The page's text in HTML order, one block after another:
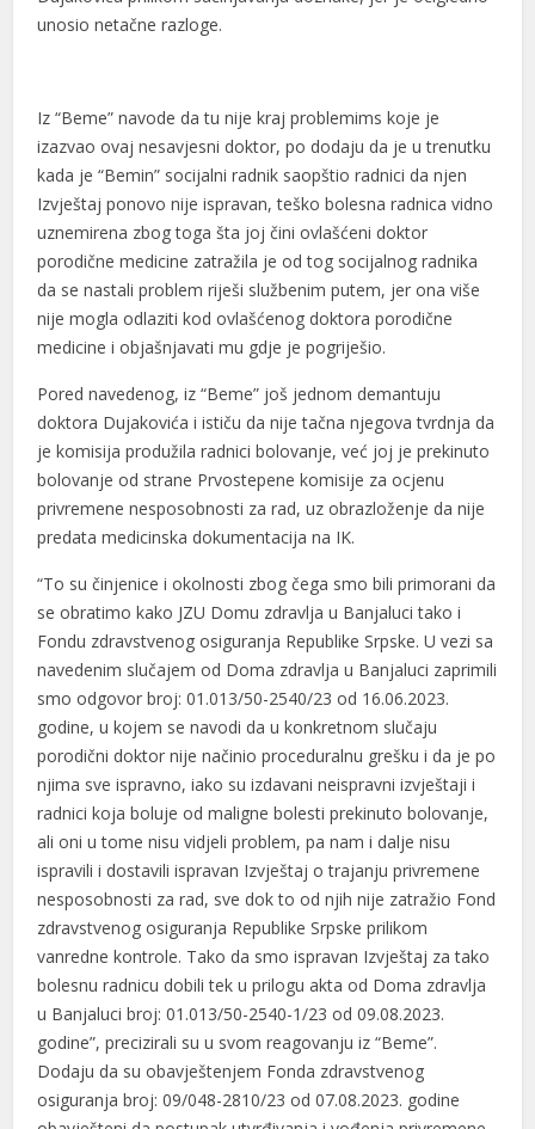
panel
panel
panel
panel
panel
panel
panel
panel
panel
panel
panel
panel
satın al
Panel
Panel
Panel
Panel
Panel
Panel
unosio netačne razloge.
Iz “Beme” navode da tu nije kraj problemims koje je
izazvao ovaj nesavjesni doktor, po dodaju da je u trenutku
kada je “Bemin” socijalni radnik saopštio radnici da njen
Izvještaj ponovo nije ispravan, teško bolesna radnica vidno
uznemirena zbog toga šta joj čini ovlašćeni doktor
porodične medicine zatražila je od tog socijalnog radnika
da se nastali problem riješi službenim putem, jer ona više
nije mogla odlaziti kod ovlašćenog doktora porodične
medicine i objašnjavati mu gdje je pogriješio.
Pored navedenog, iz “Beme” još jednom demantuju
doktora Dujakovića i ističu da nije tačna njegova tvrdnja da
je komisija produžila radnici bolovanje, već joj je prekinuto
bolovanje od strane Prvostepene komisije za ocjenu
privremene nesposobnosti za rad, uz obrazloženje da nije
predata medicinska dokumentacija na IK.
“To su činjenice i okolnosti zbog čega smo bili primorani da
se obratimo kako JZU Domu zdravlja u Banjaluci tako i
Fondu zdravstvenog osiguranja Republike Srpske. U vezi sa
navedenim slučajem od Doma zdravlja u Banjaluci zaprimili
smo odgovor broj: 01.013/50-2540/23 od 16.06.2023.
godine, u kojem se navodi da u konkretnom slučaju
porodični doktor nije načinio proceduralnu grešku i da je po
njima sve ispravno, iako su izdavani neispravni izvještaji i
radnici koja boluje od maligne bolesti prekinuto bolovanje,
ali oni u tome nisu vidjeli problem, pa nam i dalje nisu
ispravili i dostavili ispravan Izvještaj o trajanju privremene
nesposobnosti za rad, sve dok to od njih nije zatražio Fond
zdravstvenog osiguranja Republike Srpske prilikom
vanredne kontrole. Tako da smo ispravan Izvještaj za tako
bolesnu radnicu dobili tek u prilogu akta od Doma zdravlja
u Banjaluci broj: 01.013/50-2540-1/23 od 09.08.2023.
godine”, precizirali su u svom reagovanju iz “Beme”.
Dodaju da su obavještenjem Fonda zdravstvenog
osiguranja broj: 09/048-2810/23 od 07.08.2023. godine